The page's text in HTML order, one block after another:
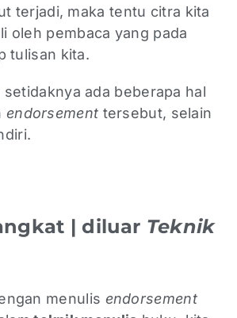
terjadi, maka tentu citra kita
oleh pembaca yang pada
tulisan kita.
ada beberapa hal
endorsement tersebut, selain
| diluar Teknik
menulis endorsement